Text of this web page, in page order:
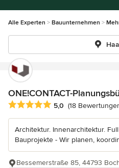
Alle Experten Bauunternehmen
ONE!CONTACT-
Durchschnittliche Bewertung:
5,0 (18
Architektur. Innenarchitektur.
Bauprojekte - Wir planen,
Bessemerstraße 85, 44793